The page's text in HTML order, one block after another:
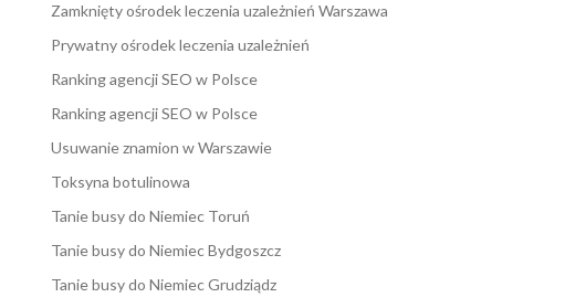
Zamknięty ośrodek leczenia uzależnień Warszawa
Prywatny ośrodek leczenia uzależnień
Ranking agencji SEO w Polsce
Ranking agencji SEO w Polsce
Usuwanie znamion w Warszawie
Toksyna botulinowa
Tanie busy do Niemiec Toruń
Tanie busy do Niemiec Bydgoszcz
Tanie busy do Niemiec Grudziądz